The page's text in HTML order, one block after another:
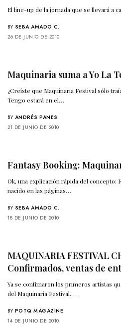
El line-up de la jornada que se llevará a
BY SEBA AMADO C.
26 DE JUNIO DE 2010
Maquinaria suma a Yo La
¿Creíste que Maquinaria Festival sólo
Tengo estará en el…
BY ANDRÉS PANES
21 DE JUNIO DE 2010
Fantasy Booking:
Ok, una explicación rápida del concepto:
nacido en las páginas…
BY SEBA AMADO C.
18 DE JUNIO DE 2010
MAQUINARIA FESTIVAL
Confirmados, ventas de
Ya se confimaron los primeros artistas
del Maquinaria Festival.…
BY POTQ MAGAZINE
14 DE JUNIO DE 2010